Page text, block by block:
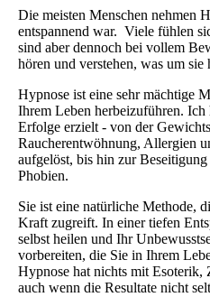
Die meisten Menschen nehmen
entspannend war. Viele fühlen
sind aber dennoch bei vollem
hören und verstehen, was um sie
Hypnose ist eine sehr mächtige
Ihrem Leben herbeizuführen.
Erfolge erzielt - von der
Raucherentwöhnung, Allergien
aufgelöst, bis hin zur
Phobien.
Sie ist eine natürliche Methode,
Kraft zugreift. In einer tiefen
selbst heilen und Ihr
vorbereiten, die Sie in Ihrem
Hypnose hat nichts mit Esoterik,
auch wenn die Resultate nicht